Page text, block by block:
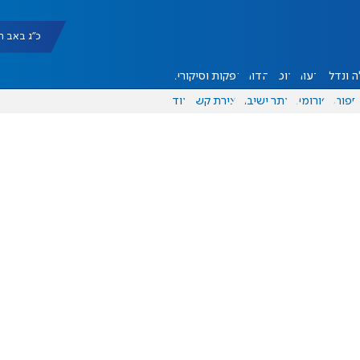
כ"ג באב תשפ"ו
ונדל"ן דעות אוכל יהדות הפקות וסיקורים
ספורט פורומים אתר ישיבה יצירת קשר עוד